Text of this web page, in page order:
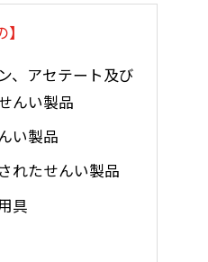
、アセテート及び
んい製品
い製品
れたせんい製品
具